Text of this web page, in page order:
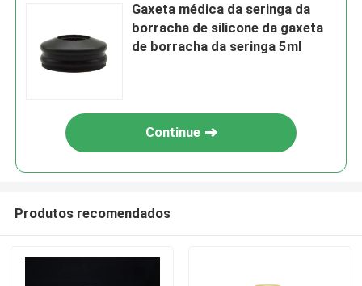
Gaxeta médica da seringa da
borracha de silicone da gaxeta
de borracha da seringa 5ml
Continue
Produtos recomendados